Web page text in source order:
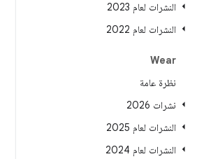
النشرات لعام 2023
النشرات لعام 2022
Wear
نظرة عامة
نشرات 2026
النشرات لعام 2025
النشرات لعام 2024